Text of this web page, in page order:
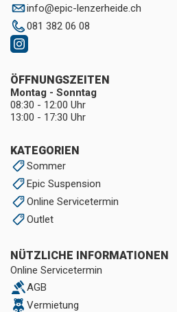
info@epic-lenzerheide.ch
081 382 06 08
KATEGORIEN
Sommer
Epic Suspension
Online Servicetermin
Outlet
NÜTZLICHE INFORMATIONEN
Online Servicetermin
AGB
Vermietung
ÖFFNUNGSZEITEN
Montag - Sonntag
08:30 - 12:00 Uhr
13:00 - 17:30 Uhr